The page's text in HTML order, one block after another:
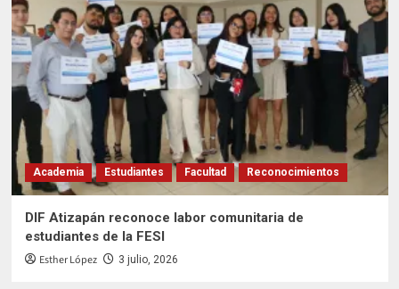
Academia Estudiantes Facultad Reconocimientos
DIF Atizapán reconoce labor comunitaria de
estudiantes de la FESI
Esther López 3 julio, 2026